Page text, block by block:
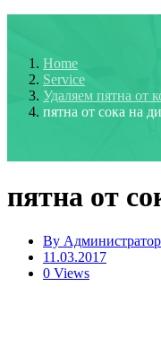
Home
Service
Удаляем пятна от
пятна от сока на
пятна от
By Администратор
11.03.2017
0 Views